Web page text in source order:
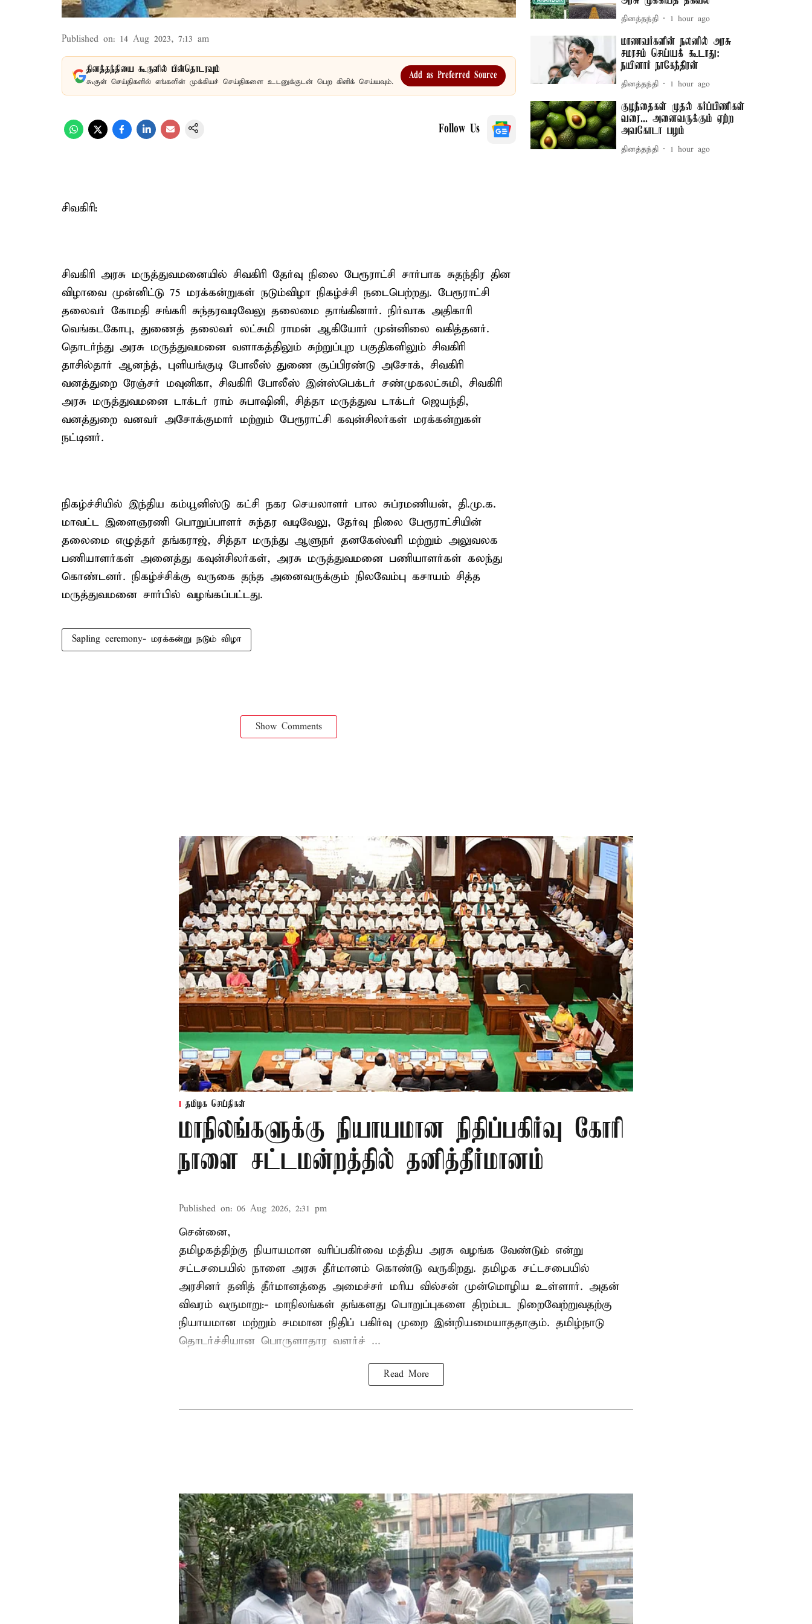
Published on: 14 Aug 2023, 7:13 am
தினத்தந்தியை கூகுளில் பின்தொடரவும்
கூகுள் செய்திகளில் எங்களின் முக்கியச் செய்திகளை உடனுக்குடன் பெற கிளிக் செய்யவும்.
Add as Preferred Source
Follow Us
சிவகிரி:
சிவகிரி அரசு மருத்துவமனையில் சிவகிரி தேர்வு நிலை பேரூராட்சி சார்பாக சுதந்திர தின
விழாவை முன்னிட்டு 75 மரக்கன்றுகள் நடும்விழா நிகழ்ச்சி நடைபெற்றது. பேரூராட்சி
தலைவர் கோமதி சங்கரி சுந்தரவடிவேலு தலைமை தாங்கினார். நிர்வாக அதிகாரி
வெங்கடகோபு, துணைத் தலைவர் லட்சுமி ராமன் ஆகியோர் முன்னிலை வகித்தனர்.
தொடர்ந்து அரசு மருத்துவமனை வளாகத்திலும் சுற்றுப்புற பகுதிகளிலும் சிவகிரி
தாசில்தார் ஆனந்த், புளியங்குடி போலீஸ் துணை சூப்பிரண்டு அசோக், சிவகிரி
வனத்துறை ரேஞ்சர் மவுனிகா, சிவகிரி போலீஸ் இன்ஸ்பெக்டர் சண்முகலட்சுமி, சிவகிரி
அரசு மருத்துவமனை டாக்டர் ராம் சுபாஷினி, சித்தா மருத்துவ டாக்டர் ஜெயந்தி,
வனத்துறை வனவர் அசோக்குமார் மற்றும் பேரூராட்சி கவுன்சிலர்கள் மரக்கன்றுகள்
நட்டினர்.
நிகழ்ச்சியில் இந்திய கம்யூனிஸ்டு கட்சி நகர செயலாளர் பால சுப்ரமணியன், தி.மு.க.
மாவட்ட இளைஞரணி பொறுப்பாளர் சுந்தர வடிவேலு, தேர்வு நிலை பேரூராட்சியின்
தலைமை எழுத்தர் தங்கராஜ், சித்தா மருந்து ஆளுநர் தனகேஸ்வரி மற்றும் அலுவலக
பணியாளர்கள் அனைத்து கவுன்சிலர்கள், அரசு மருத்துவமனை பணியாளர்கள் கலந்து
கொண்டனர். நிகழ்ச்சிக்கு வருகை தந்த அனைவருக்கும் நிலவேம்பு கசாயம் சித்த
மருத்துவமனை சார்பில் வழங்கப்பட்டது.
Sapling ceremony- மரக்கன்று நடும் விழா
Show Comments
தினத்தந்தி 1 hour ago
மாணவர்களின் நலனில் அரசு
சமரசம் செய்யக் கூடாது:
நயினார் நாகேந்திரன்
தினத்தந்தி 1 hour ago
குழந்தைகள் முதல் கர்ப்பிணிகள்
வரை... அனைவருக்கும் ஏற்ற
அவகோடா பழம்
தினத்தந்தி 1 hour ago
தமிழக செய்திகள்
மாநிலங்களுக்கு நியாயமான நிதிப்பகிர்வு கோரி
நாளை சட்டமன்றத்தில் தனித்தீர்மானம்
Published on: 06 Aug 2026, 2:31 pm
சென்னை,
தமிழகத்திற்கு நியாயமான வரிப்பகிர்வை மத்திய அரசு வழங்க வேண்டும் என்று
சட்டசபையில் நாளை அரசு தீர்மானம் கொண்டு வருகிறது. தமிழக சட்டசபையில்
அரசினர் தனித் தீர்மானத்தை அமைச்சர் மரிய வில்சன் முன்மொழிய உள்ளார். அதன்
விவரம் வருமாறு:- மாநிலங்கள் தங்களது பொறுப்புகளை திறம்பட நிறைவேற்றுவதற்கு
நியாயமான மற்றும் சமமான நிதிப் பகிர்வு முறை இன்றியமையாததாகும். தமிழ்நாடு
தொடர்ச்சியான பொருளாதார வளர்ச் ...
Read More